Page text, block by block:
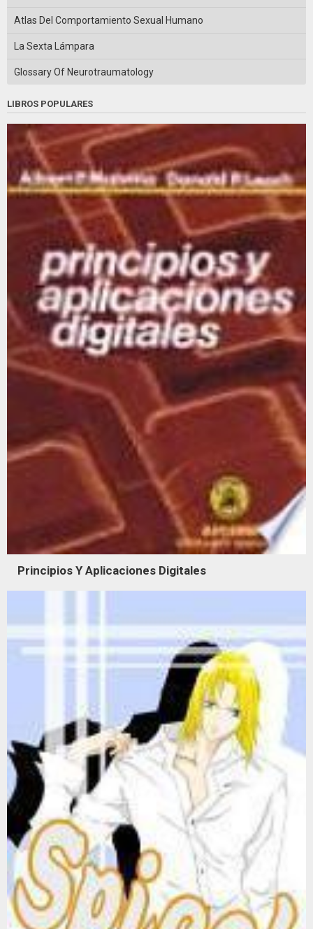
Atlas Del Comportamiento Sexual Humano
La Sexta Lámpara
Glossary Of Neurotraumatology
LIBROS POPULARES
Principios Y Aplicaciones Digitales